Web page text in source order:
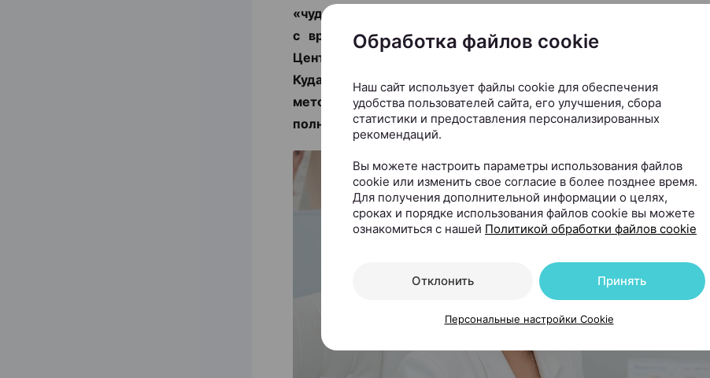
«чудо-БАД». Но что делать, чтобы действительно решить
с врачом-косметологом и дерматологом, основателем и
Центра косметологии и дерматологии KODERM
Кудаленкиной разбираемся, когда стоит обратиться к
методы сегодня используют для восстановления
полностью остановить облысение.
Обработка файлов cookie
Наш сайт использует файлы cookie для обеспечения
удобства пользователей сайта, его улучшения, сбора
статистики и предоставления персонализированных
рекомендаций.
Вы можете настроить параметры использования файлов
cookie или изменить свое согласие в более позднее время.
Для получения дополнительной информации о целях,
сроках и порядке использования файлов cookie вы можете
ознакомиться с нашей Политикой обработки файлов cookie
Отклонить Принять
Персональные настройки Cookie